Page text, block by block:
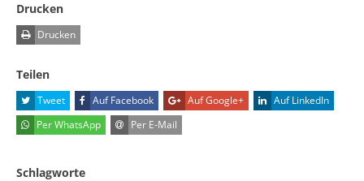
Drucken
Drucken
Teilen
Tweet Auf Facebook Auf Google+
Auf LinkedIn
Per WhatsApp
Per E-Mail
Schlagworte